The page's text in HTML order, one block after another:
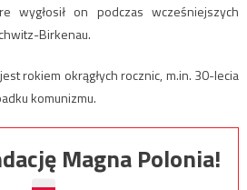
wygłosił on podczas wcześniejszych
Birkenau.
rokiem okrągłych rocznic, m.in. 30-lecia
komunizmu.
Magna Polonia!